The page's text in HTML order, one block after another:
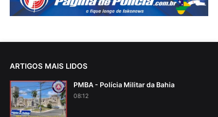
ARTIGOS MAIS LIDOS
PMBA - Polícia Militar da Bahia
08:12